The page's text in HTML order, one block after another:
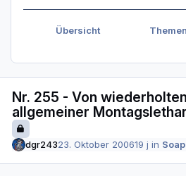
Übersicht Themen
Nr. 255 - Von
allgemeiner
dgr24323. Oktober 200619 j in Soap